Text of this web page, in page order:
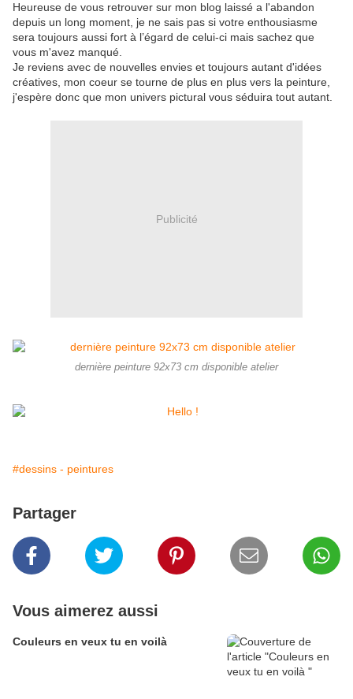
Heureuse de vous retrouver sur mon blog laissé a l'abandon
depuis un long moment, je ne sais pas si votre enthousiasme
sera toujours aussi fort à l’égard de celui-ci mais sachez que
vous m'avez manqué.
Je reviens avec de nouvelles envies et toujours autant d'idées
créatives, mon coeur se tourne de plus en plus vers la peinture,
j'espère donc que mon univers pictural vous séduira tout autant.
Publicité
dernière peinture 92x73 cm disponible atelier
#dessins - peintures
Partager
Vous aimerez aussi
Couleurs en veux tu en voilà